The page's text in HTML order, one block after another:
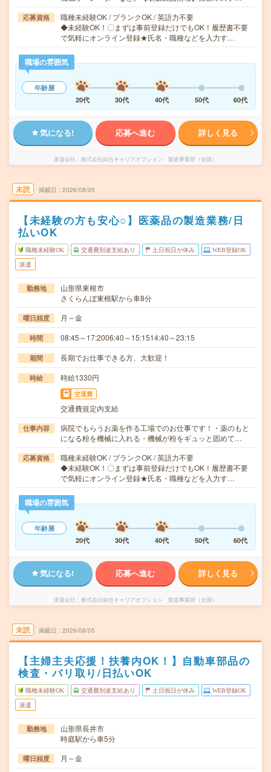
応募資格
職種未経験OK / ブランクOK / 英語力不要
◆未経験OK！〇まずは事前登録だけでもOK！履歴書不要
で気軽にオンライン登録★氏名・職種などを入力す…
職場の雰囲気
年齢層
20代
30代 40代 50代 60代
気になる! 応募へ進む 詳しく見る
派遣会社 株式会社綜合キャリアオプション 製造事業部（全国）
未読 掲載日 2026/08/05
【未経験の方も安心○】医薬品の製造業務/日
払いOK
職種未経験OK 交通費別途支給あり 土日祝日が休み WEB登録OK
派遣
勤務地
山形県東根市
さくらんぼ東根駅から車8分
曜日頻度 月～金
時間 08:45～17:2006:40～15:1514:40～23:15
期間 長期でお仕事できる方、大歓迎！
時給 時給1330円
交通費
交通費規定内支給
仕事内容
病院でもらうお薬を作る工場でのお仕事です！・薬のもと
になる粉を機械に入れる・機械が粉をギュッと固めて…
応募資格
職種未経験OK / ブランクOK / 英語力不要
◆未経験OK！〇まずは事前登録だけでもOK！履歴書不要
で気軽にオンライン登録★氏名・職種などを入力す…
職場の雰囲気
年齢層
20代
30代 40代 50代 60代
気になる! 応募へ進む 詳しく見る
派遣会社 株式会社綜合キャリアオプション 製造事業部（全国）
未読 掲載日 2026/08/05
【主婦主夫応援！扶養内OK！】自動車部品の
検査・バリ取り/日払いOK
職種未経験OK 交通費別途支給あり 土日祝日が休み WEB登録OK
派遣
勤務地
山形県長井市
時庭駅から車5分
曜日頻度 月～金